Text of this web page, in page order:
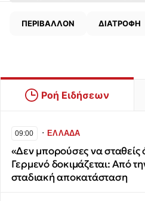
ΠΕΡΙΒΑΛΛΟΝ ΔΙΑΤΡΟΦΗ
Ροή Ειδήσεων
09:00 ∙ΕΛΛΑΔΑ
«Δεν μπορούσες να σταθείς
Γερμενό δοκιμάζεται: Από
σταδιακή αποκατάσταση